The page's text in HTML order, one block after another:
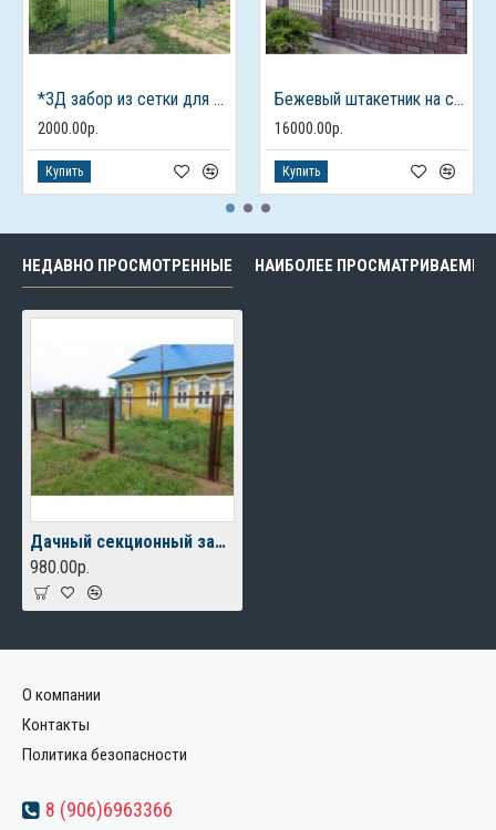
*3Д забор из сетки для дачного дома
2000.00р.
Купить
Бежевый штакетник на столбах из кирпича
16000.00р.
Купить
НЕДАВНО ПРОСМОТРЕННЫЕ НАИБОЛЕЕ ПРОСМАТРИВАЕМЫЕ
Дачный секционный забор из рабицы
980.00р.
О компании
Контакты
Политика безопасности
8 (906)6963366